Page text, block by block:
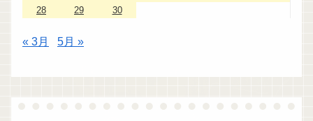
28
29 30
« 3月 5月 »